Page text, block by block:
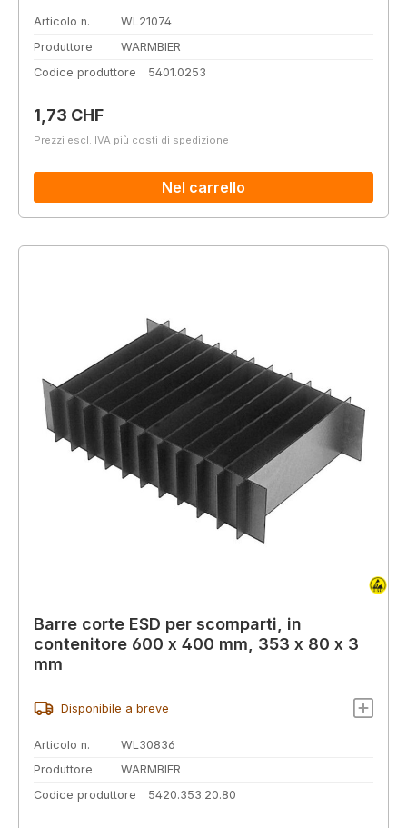
Articolo n.
WL21074
Produttore
WARMBIER
Codice produttore
5401.0253
Prezzo normale:
1,73 CHF
Prezzi escl. IVA più costi di spedizione
Nel carrello
Barre corte ESD per scomparti, in
contenitore 600 x 400 mm, 353 x 80 x 3
mm
Disponibile a breve
Articolo n.
WL30836
Produttore
WARMBIER
Codice produttore
5420.353.20.80